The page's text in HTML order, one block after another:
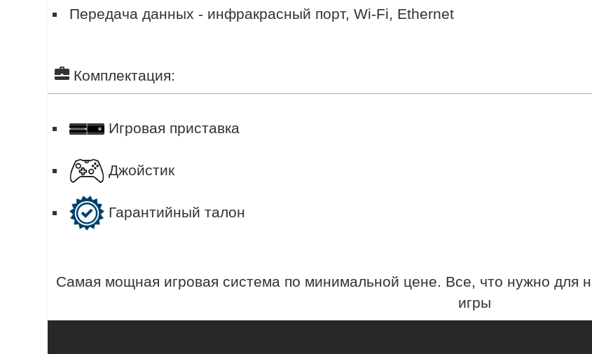
Передача данных - инфракрасный порт, Wi-Fi, Ethernet
Комплектация:
Игровая приставка
Джойстик
Гарантийный талон
Самая мощная игровая система по минимальной цене. Все, что нужно для
игры